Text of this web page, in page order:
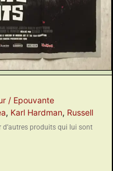
/ Epouvante
, Karl Hardman, Russell
produits qui lui sont